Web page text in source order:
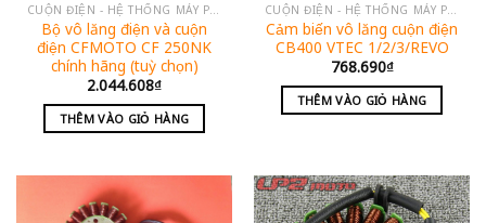
CUỘN ĐIỆN - HỆ THỐNG MÁY PHÁT
Bộ vô lăng điện và cuộn
điện CFMOTO CF 250NK
chính hãng (tuỳ chọn)
2.044.608₫
THÊM VÀO GIỎ HÀNG
CUỘN ĐIỆN - HỆ THỐNG MÁY PHÁT
Cảm biến vô lăng cuộn điện
CB400 VTEC 1/2/3/REVO
768.690₫
THÊM VÀO GIỎ HÀNG